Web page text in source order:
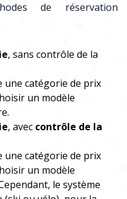
de réservation
, sans contrôle de la
une catégorie de prix
un modèle
, avec contrôle de la
une catégorie de prix
un modèle
le système